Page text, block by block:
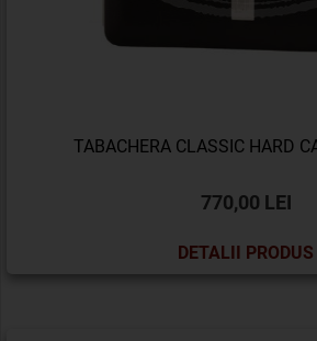
TABACHERA CLASSIC HARD
770,00 LEI
DETALII PRODUS